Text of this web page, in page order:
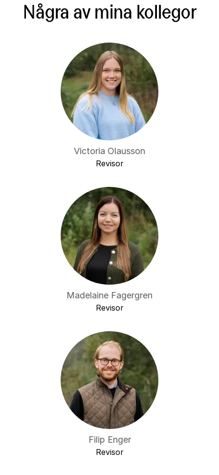
Några av mina kollegor
Victoria Olausson
Revisor
Madelaine Fagergren
Revisor
Filip Enger
Revisor